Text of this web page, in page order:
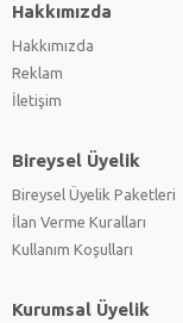
Hakkımızda
Hakkımızda
Reklam
İletişim
Bireysel Üyelik
Bireysel Üyelik Paketleri
İlan Verme Kuralları
Kullanım Koşulları
Kurumsal Üyelik